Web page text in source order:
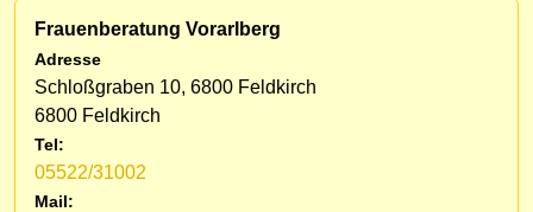
Frauenberatung Vorarlberg
Adresse
Schloßgraben 10, 6800 Feldkirch
6800 Feldkirch
Tel:
05522/31002
Mail: